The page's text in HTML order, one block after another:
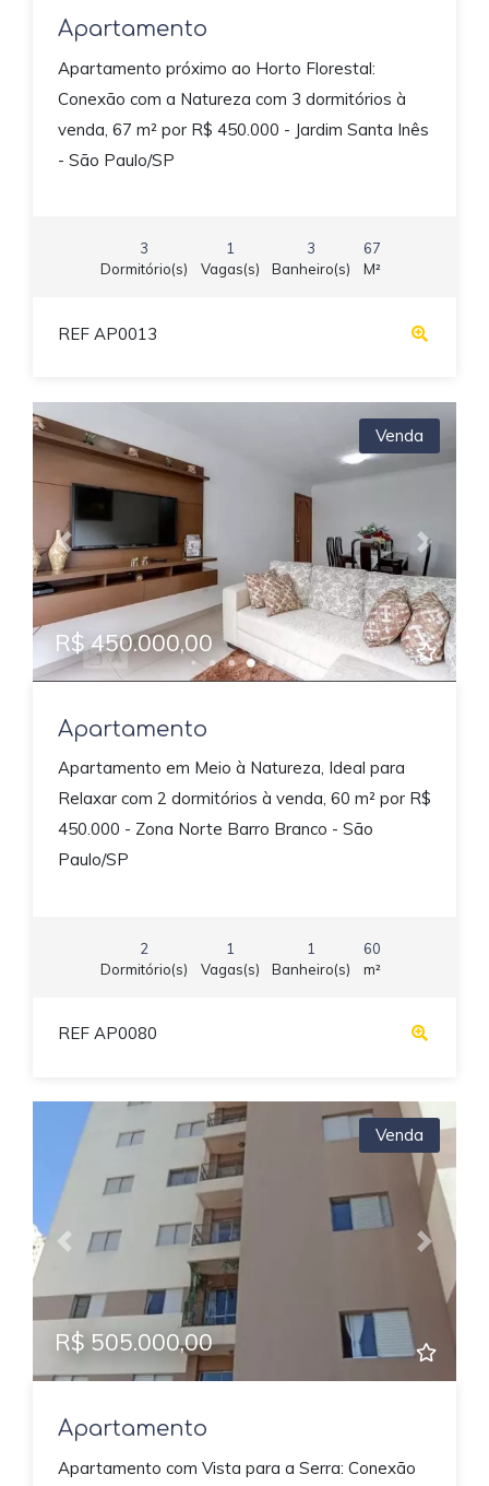
Apartamento
Apartamento próximo ao Horto Florestal:
Conexão com a Natureza com 3 dormitórios à
venda, 67 m² por R$ 450.000 - Jardim Santa Inês
- São Paulo/SP
3
Dormitório(s)
1
Vagas(s)
3
Banheiro(s)
67
M²
REF AP0013
Previous Next
Venda
R$ 450.000,00
Apartamento
Apartamento em Meio à Natureza, Ideal para
Relaxar com 2 dormitórios à venda, 60 m² por R$
450.000 - Zona Norte Barro Branco - São
Paulo/SP
2
Dormitório(s)
1
Vagas(s)
1
Banheiro(s)
60
m²
REF AP0080
Previous Next
Venda
R$ 505.000,00
Apartamento
Apartamento com Vista para a Serra: Conexão